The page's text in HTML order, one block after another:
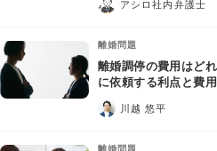
アシロ社内弁護士
離婚問題
離婚調停の費用はど
に依頼する利点と費用
川越 悠平
離婚問題